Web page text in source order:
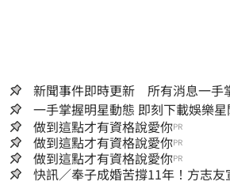
新聞事件即時更新 所有消息一手
一手掌握明星動態 即刻下載
做到這點才有資格說愛你PR
做到這點才有資格說愛你PR
做到這點才有資格說愛你PR
快訊／奉子成婚苦撐11年！方志